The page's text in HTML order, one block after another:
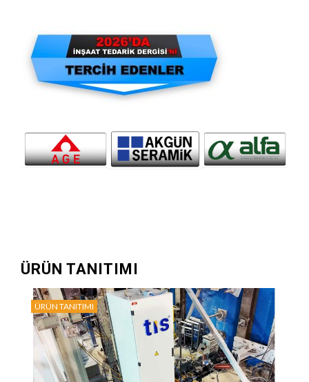
ÜRÜN TANITIMI
ÜRÜN TANITIMI